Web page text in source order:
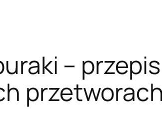
–
przetworach